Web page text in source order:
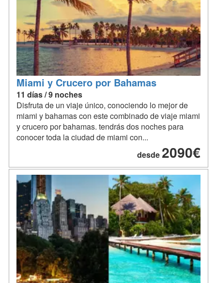
Miami y Crucero por Bahamas
11 días / 9 noches
Disfruta de un viaje único, conociendo lo mejor de
miami y bahamas con este combinado de viaje miami
y crucero por bahamas. tendrás dos noches para
conocer toda la ciudad de miami con...
desde 2090€